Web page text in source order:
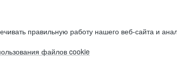
правильную работу нашего веб-сайта и
файлов cookie